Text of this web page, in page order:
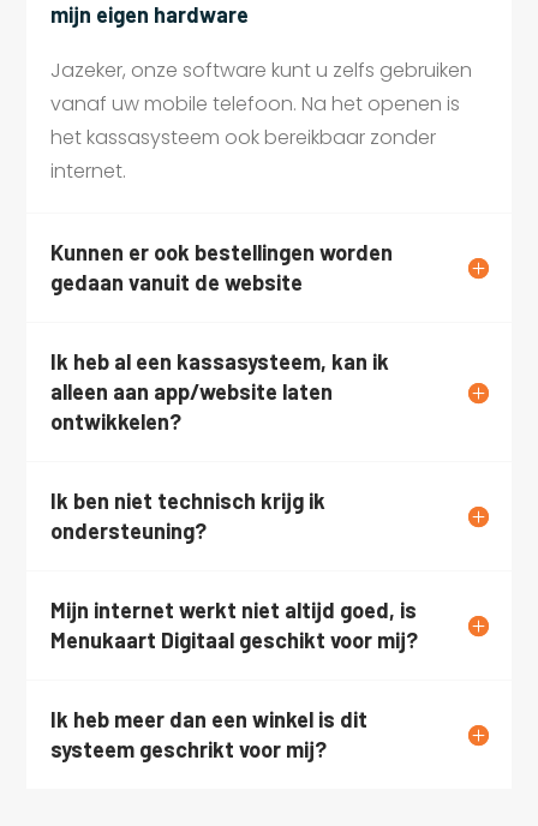
mijn eigen hardware
Jazeker, onze software kunt u zelfs gebruiken
vanaf uw mobile telefoon. Na het openen is
het kassasysteem ook bereikbaar zonder
internet.
Kunnen er ook bestellingen worden
gedaan vanuit de website
Ik heb al een kassasysteem, kan ik
alleen aan app/website laten
ontwikkelen?
Ik ben niet technisch krijg ik
ondersteuning?
Mijn internet werkt niet altijd goed, is
Menukaart Digitaal geschikt voor mij?
Ik heb meer dan een winkel is dit
systeem geschrikt voor mij?